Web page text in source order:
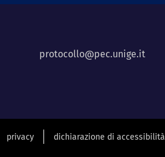
protocollo@pec.unige.it
privacy dichiarazione di accessibilità